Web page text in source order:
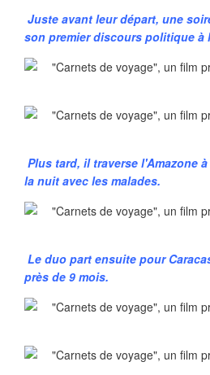
Juste avant leur départ, une
son premier discours politique
Plus tard, il traverse l'Amazone
la nuit avec les malades.
Le duo part ensuite pour
près de 9 mois.